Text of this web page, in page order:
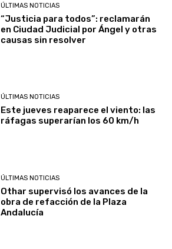
ÚLTIMAS NOTICIAS
“Justicia para todos”: reclamarán
en Ciudad Judicial por Ángel y otras
causas sin resolver
ÚLTIMAS NOTICIAS
Este jueves reaparece el viento: las
ráfagas superarían los 60 km/h
ÚLTIMAS NOTICIAS
Othar supervisó los avances de la
obra de refacción de la Plaza
Andalucía